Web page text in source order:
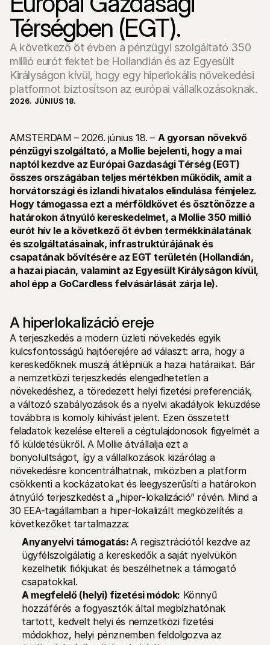
Technikai erőforrások
Fejlesztői portál
Integráld a Mollie-t az azonnal használható könyvtárakkal
Discord közösség
Csatlakozz a fejlesztői közösségünkhöz
Mollie
Nézd
A Mollie-ról
Tekintsd meg a díjszabásunkat
Rólunk
Tudj meg többet a történetünkről
és értékeinkről
Hírek
Olvasd el a legújabb Mollie híreket
Karrier
Gyere dolgozz nálunk - felveszünk!
Nézd
Kapcsolat
Vásárlóknak
Tudd meg, miért szerepel a Mollie a bankszámlakivonatodon
Vedd fel a kapcsolatot az értékesítéssel
Fedezze fel, hogyan segíthetjük vállalkozását
Térségben (EGT).
A következő öt évben a pénzügyi szolgáltató 350
millió eurót fektet be Hollandián és az Egyesült
Királyságon kívül, hogy egy hiperlokális növekedési
platformot biztosítson az európai vállalkozásoknak.
2026. JÚNIUS 18.
AMSTERDAM – 2026. június 18. – A gyorsan növekvő
pénzügyi szolgáltató, a Mollie bejelenti, hogy a mai
naptól kezdve az Európai Gazdasági Térség (EGT)
összes országában teljes mértékben működik, amit a
horvátországi és izlandi hivatalos elindulása fémjelez.
Hogy támogassa ezt a mérföldkövet és ösztönözze a
határokon átnyúló kereskedelmet, a Mollie 350 millió
eurót hív le a következő öt évben termékkínálatának
és szolgáltatásainak, infrastruktúrájának és
csapatának bővítésére az EGT területén (Hollandián,
a hazai piacán, valamint az Egyesült Királyságon kívül,
ahol épp a GoCardless felvásárlását zárja le).
A hiperlokalizáció ereje
A terjeszkedés a modern üzleti növekedés egyik
kulcsfontosságú hajtóerejére ad választ: arra, hogy a
kereskedőknek muszáj átlépniük a hazai határaikat. Bár
a nemzetközi terjeszkedés elengedhetetlen a
növekedéshez, a töredezett helyi fizetési preferenciák,
a változó szabályozások és a nyelvi akadályok leküzdése
továbbra is komoly kihívást jelent. Ezen összetett
feladatok kezelése eltereli a cégtulajdonosok figyelmét a
fő küldetésükről. A Mollie átvállalja ezt a
bonyolultságot, így a vállalkozások kizárólag a
növekedésre koncentrálhatnak, miközben a platform
csökkenti a kockázatokat és leegyszerűsíti a határokon
átnyúló terjeszkedést a „hiper-lokalizáció” révén. Mind a
30 EEA-tagállamban a hiper-lokalizált megközelítés a
következőket tartalmazza:
Anyanyelvi támogatás: A regisztrációtól kezdve az
ügyfélszolgálatig a kereskedők a saját nyelvükön
kezelhetik fiókjukat és beszélhetnek a támogató
csapatokkal.
A megfelelő (helyi) fizetési módok: Könnyű
hozzáférés a fogyasztók által megbízhatónak
tartott, kedvelt helyi és nemzetközi fizetési
módokhoz, helyi pénznemben feldolgozva az